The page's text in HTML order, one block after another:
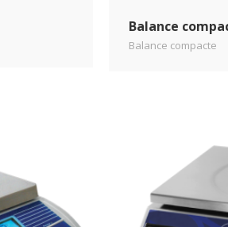
Balance
Balance compacte